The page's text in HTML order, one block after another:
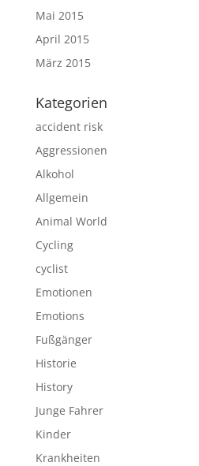
Mai 2015
April 2015
März 2015
Kategorien
accident risk
Aggressionen
Alkohol
Allgemein
Animal World
Cycling
cyclist
Emotionen
Emotions
Fußgänger
Historie
History
Junge Fahrer
Kinder
Krankheiten